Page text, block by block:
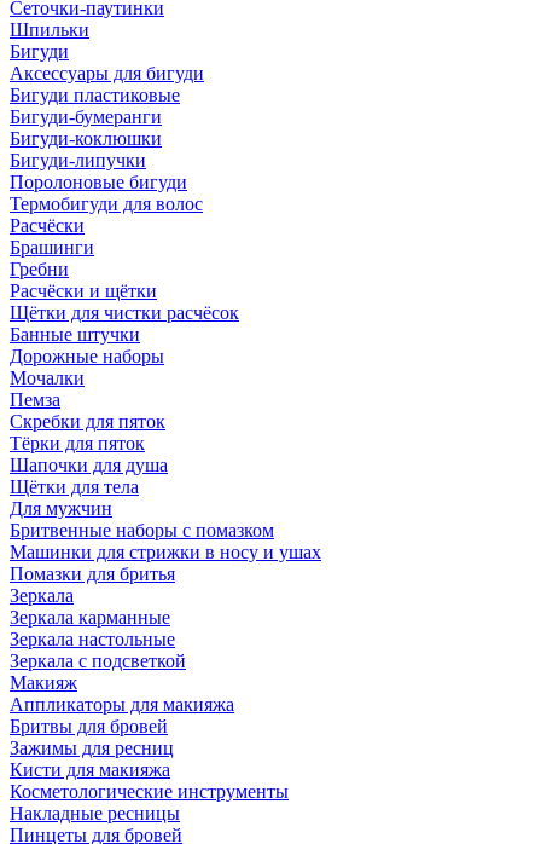
Сеточки-паутинки
Шпильки
Бигуди
Аксессуары для бигуди
Бигуди пластиковые
Бигуди-бумеранги
Бигуди-коклюшки
Бигуди-липучки
Поролоновые бигуди
Термобигуди для волос
Расчёски
Брашинги
Гребни
Расчёски и щётки
Щётки для чистки расчёсок
Банные штучки
Дорожные наборы
Мочалки
Пемза
Скребки для пяток
Тёрки для пяток
Шапочки для душа
Щётки для тела
Для мужчин
Бритвенные наборы с помазком
Машинки для стрижки в носу и ушах
Помазки для бритья
Зеркала
Зеркала карманные
Зеркала настольные
Зеркала с подсветкой
Макияж
Аппликаторы для макияжа
Бритвы для бровей
Зажимы для ресниц
Кисти для макияжа
Косметологические инструменты
Накладные ресницы
Пинцеты для бровей